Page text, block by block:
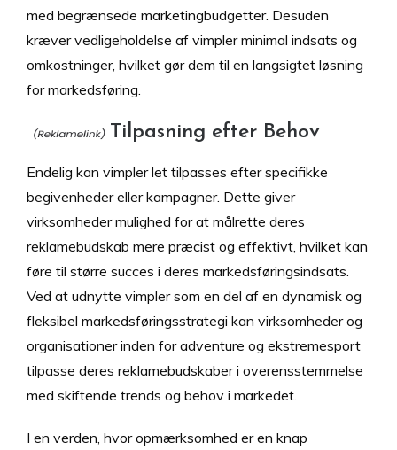
med begrænsede marketingbudgetter. Desuden
kræver vedligeholdelse af vimpler minimal indsats og
omkostninger, hvilket gør dem til en langsigtet løsning
for markedsføring.
Tilpasning efter Behov
Endelig kan vimpler let tilpasses efter specifikke
begivenheder eller kampagner. Dette giver
virksomheder mulighed for at målrette deres
reklamebudskab mere præcist og effektivt, hvilket kan
føre til større succes i deres markedsføringsindsats.
Ved at udnytte vimpler som en del af en dynamisk og
fleksibel markedsføringsstrategi kan virksomheder og
organisationer inden for adventure og ekstremesport
tilpasse deres reklamebudskaber i overensstemmelse
med skiftende trends og behov i markedet.
I en verden, hvor opmærksomhed er en knap